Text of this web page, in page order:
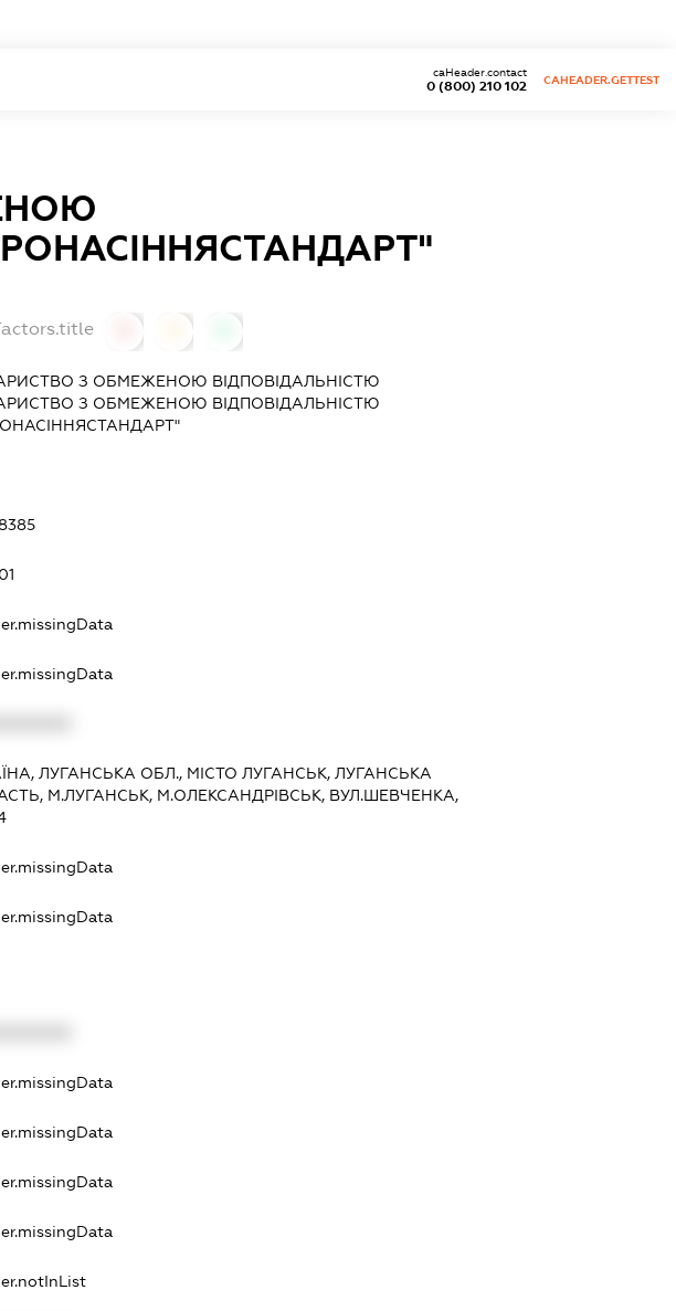
0 (800) 210 102
caHeader.contact
CAHEADER.GETTEST
З ОБМЕЖЕНОЮ ВІДПОВІДАЛЬНІСТЮ
З ОБМЕЖЕНОЮ ВІДПОВІДАЛЬНІСТЮ
ЛУГАНСЬКА ОБЛ., МІСТО ЛУГАНСЬК, ЛУГАНСЬКА
М.ЛУГАНСЬК, М.ОЛЕКСАНДРІВСЬК, ВУЛ.ШЕВЧЕНКА,